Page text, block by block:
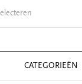
CATEGORIEËN